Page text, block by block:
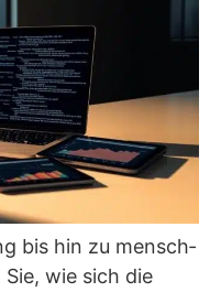
bis hin zu mensch­
wie sich die